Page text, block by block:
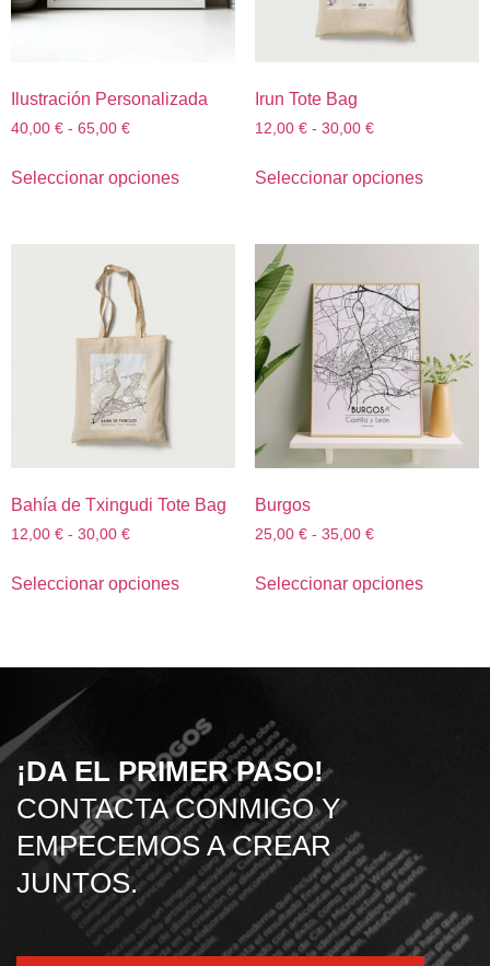
Ilustración Personalizada
40,00 € - 65,00 €
Seleccionar opciones
Irun Tote Bag
12,00 € - 30,00 €
Seleccionar opciones
Bahía de Txingudi Tote Bag
12,00 € - 30,00 €
Seleccionar opciones
Burgos
25,00 € - 35,00 €
Seleccionar opciones
¡DA EL PRIMER PASO!
CONTACTA CONMIGO Y
EMPECEMOS A CREAR
JUNTOS.